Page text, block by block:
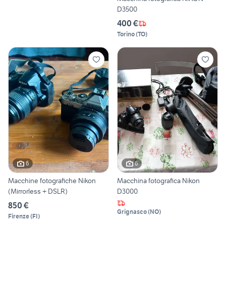
D3500
400 €
Torino(TO)
6
Macchine fotografiche Nikon
(Mirrorless + DSLR)
850 €
Firenze(FI)
6
Macchina fotografica Nikon
D3000
Grignasco(NO)